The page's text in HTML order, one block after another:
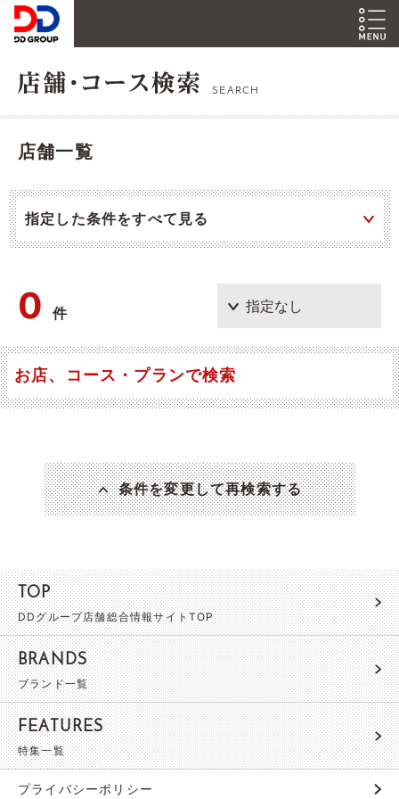
SEARCH
店舗一覧
指定した条件をすべて見る
0件
お店、コース・プランで検索
条件を変更して再検索する
TOP
DDグループ店舗総合情報サイトTOP
BRANDS
ブランド一覧
FEATURES
特集一覧
プライバシーポリシー